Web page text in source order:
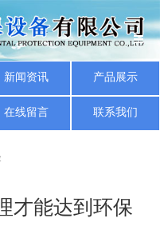
新闻资讯 产品展示
在线留言 联系我们
才能达到环保